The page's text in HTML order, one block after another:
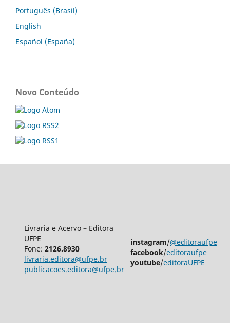
Português (Brasil)
English
Español (España)
Novo Conteúdo
Livraria e Acervo – Editora
UFPE
Fone: 2126.8930
livraria.editora@ufpe.br
publicacoes.editora@ufpe.br
instagram/@editoraufpe
facebook/editoraufpe
youtube/editoraUFPE